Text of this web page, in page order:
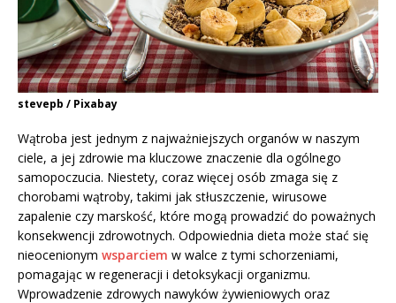
stevepb / Pixabay
Wątroba jest jednym z najważniejszych organów w naszym
ciele, a jej zdrowie ma kluczowe znaczenie dla ogólnego
samopoczucia. Niestety, coraz więcej osób zmaga się z
chorobami wątroby, takimi jak stłuszczenie, wirusowe
zapalenie czy marskość, które mogą prowadzić do poważnych
konsekwencji zdrowotnych. Odpowiednia dieta może stać się
nieocenionym wsparciem w walce z tymi schorzeniami,
pomagając w regeneracji i detoksykacji organizmu.
Wprowadzenie zdrowych nawyków żywieniowych oraz